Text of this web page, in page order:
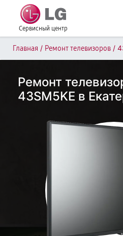
Сервисный центр
Главная / Ремонт телевизоров /
Ремонт
43SM5KE в